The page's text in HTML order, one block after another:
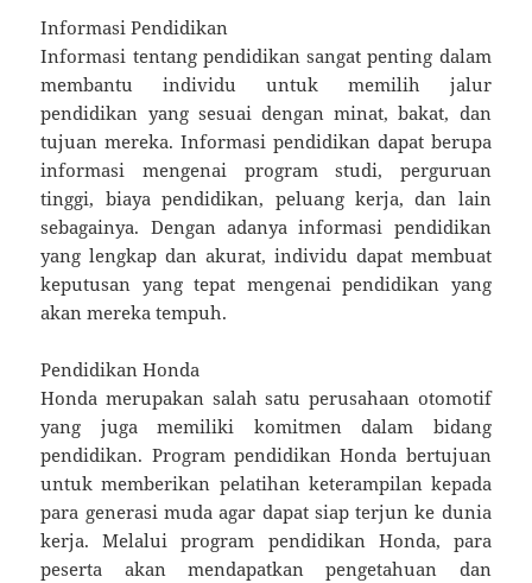
Informasi Pendidikan
Informasi tentang pendidikan sangat penting dalam
membantu individu untuk memilih jalur
pendidikan yang sesuai dengan minat, bakat, dan
tujuan mereka. Informasi pendidikan dapat berupa
informasi mengenai program studi, perguruan
tinggi, biaya pendidikan, peluang kerja, dan lain
sebagainya. Dengan adanya informasi pendidikan
yang lengkap dan akurat, individu dapat membuat
keputusan yang tepat mengenai pendidikan yang
akan mereka tempuh.
Pendidikan Honda
Honda merupakan salah satu perusahaan otomotif
yang juga memiliki komitmen dalam bidang
pendidikan. Program pendidikan Honda bertujuan
untuk memberikan pelatihan keterampilan kepada
para generasi muda agar dapat siap terjun ke dunia
kerja. Melalui program pendidikan Honda, para
peserta akan mendapatkan pengetahuan dan